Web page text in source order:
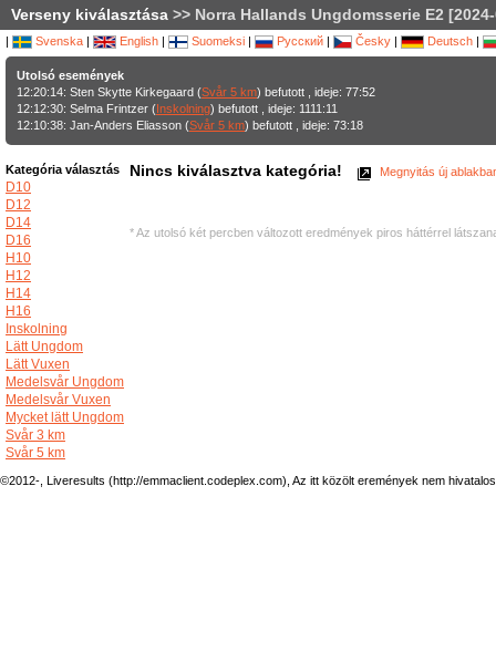
Verseny kiválasztása >> Norra Hallands Ungdomsserie E2
| Svenska | English | Suomeksi | Русский | Česky | Deutsch |
Utolsó események
12:20:14: Sten Skytte Kirkegaard (Svår 5 km) befutott , ideje: 77:52
12:12:30: Selma Frintzer (Inskolning) befutott , ideje: 1111:11
12:10:38: Jan-Anders Eliasson (Svår 5 km) befutott , ideje: 73:18
Kategória választás
D10
D12
D14
D16
H10
H12
H14
H16
Inskolning
Lätt Ungdom
Lätt Vuxen
Medelsvår Ungdom
Medelsvår Vuxen
Mycket lätt Ungdom
Svår 3 km
Svår 5 km
Nincs kiválasztva kategória! Megnyitás új
* Az utolsó két percben változott eredmények piros háttérrel
©2012-, Liveresults (http://emmaclient.codeplex.com), Az itt közölt eremények nem